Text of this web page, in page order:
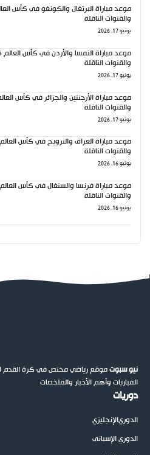
والقنوات الناقلة
يونيو 17, 2026
والقنوات الناقلة
يونيو 17, 2026
والقنوات الناقلة
يونيو 17, 2026
والقنوات الناقلة
يونيو 16, 2026
والقنوات الناقلة
يونيو 16, 2026
نيو سبوتموقع رياضي مختص في كرة القدم
المباريات وأهم الأخبار والملخصات
دوريات
الدوريالإنجليزي
الدوري الإسباني